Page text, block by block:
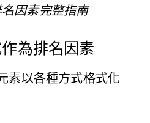
因素完整指南
為排名因素
素以各種方式格式化